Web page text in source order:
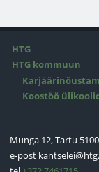
HTG
HTG kommuun
Koostöö
Munga 12, Tartu
e-post